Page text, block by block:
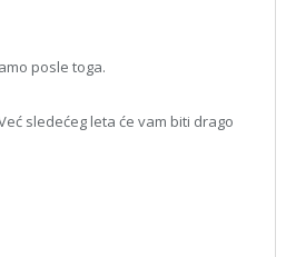
posle toga.
sledećeg leta će vam biti drago